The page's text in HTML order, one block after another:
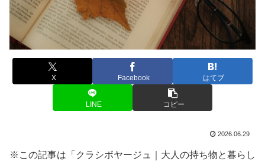
X Facebook はてブ
LINE コピー
2026.06.29
※この記事は「クラシボヤージュ｜大人の持ち物と暮らし